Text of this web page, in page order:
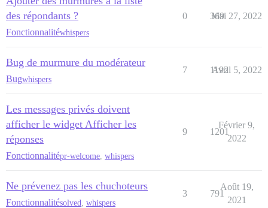
des répondants ?
Fonctionnalitéwhispers
0 369
Mai 27, 2022
Bug de murmure du modérateur
Bugwhispers
7 1192
Avril 5, 2022
Les messages privés doivent
afficher le widget Afficher les
réponses
Fonctionnalitépr-welcome whispers
9 1201
Février 9,
2022
Ne prévenez pas les chuchoteurs
Fonctionnalitésolved whispers
3 791
Août 19,
2021